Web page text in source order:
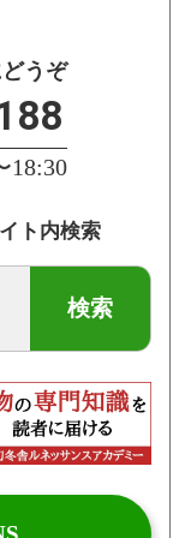
うぞ
18:30
ト内検索
検索